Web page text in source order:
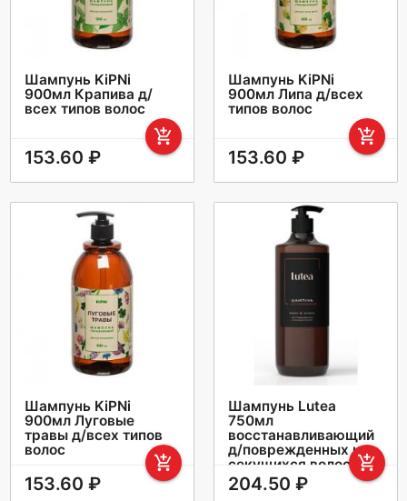
Шампунь KiPNi
900мл Крапива д/
всех типов волос
add_shopping_cart
153.60 ₽
Шампунь KiPNi
900мл Липа д/всех
типов волос
add_shopping_cart
153.60 ₽
Шампунь KiPNi
900мл Луговые
травы д/всех типов
волос
add_shopping_cart
153.60 ₽
Шампунь Lutea
750мл
восстанавливающий
д/поврежденных и
секущихся волос add_shopping_cart
204.50 ₽